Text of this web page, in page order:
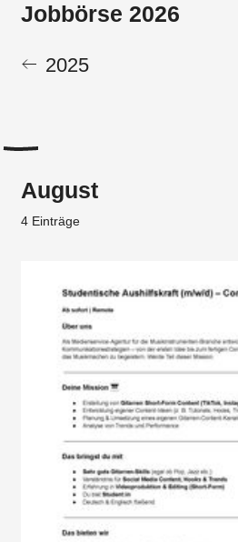
Jobbörse 2026
2025
August
4 Einträge